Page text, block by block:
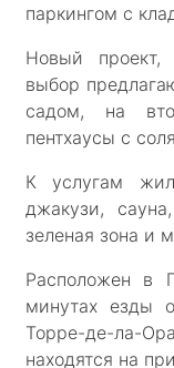
паркингом с
Новый
выбор
садом, на
пентхаусы с
К услугам
джакузи,
зеленая зона и
Расположен в
минутах езды
Торре-де-ла-
находятся на